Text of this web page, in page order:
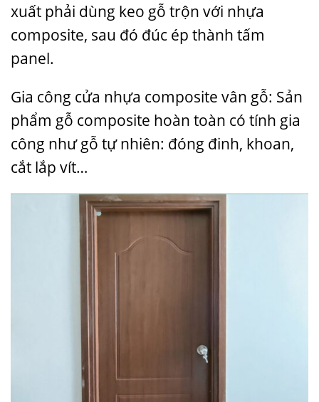
xuất phải dùng keo gỗ trộn với nhựa
composite, sau đó đúc ép thành tấm
panel.
Gia công cửa nhựa composite vân gỗ: Sản
phẩm gỗ composite hoàn toàn có tính gia
công như gỗ tự nhiên: đóng đinh, khoan,
cắt lắp vít…